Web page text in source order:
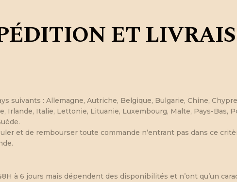
ET
suivants : Allemagne, Autriche, Belgique, Bulgarie, Chine,
Irlande, Italie, Lettonie, Lituanie, Luxembourg, Malte, Pays-Bas,
et de rembourser toute commande n’entrant pas dans ce
à 6 jours mais dépendent des disponibilités et n’ont qu’un